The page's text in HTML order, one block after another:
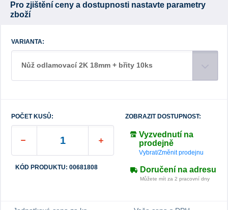
Pro zjištění ceny a dostupnosti nastavte parametry
zboží
VARIANTA:
Nůž odlamovací 2K 18mm + břity 10ks
POČET KUSŮ:
KÓD PRODUKTU: 00681808
ZOBRAZIT DOSTUPNOST:
Vyzvednutí na
prodejně
Vybrat/Změnit prodejnu
Doručení na adresu
Můžete mít za 2 pracovní dny